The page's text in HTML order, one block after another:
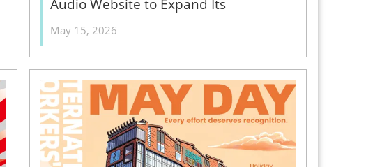
Audio Website to Expand Its
Professional Audio Ecosystem - 翻译
中...
May 15, 2026